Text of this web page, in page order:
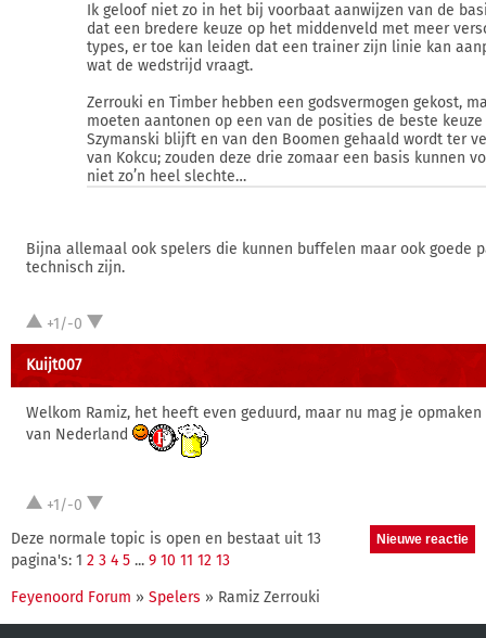
Ik geloof niet zo in het bij voorbaat aanwijzen van de
dat een bredere keuze op het middenveld met meer
types, er toe kan leiden dat een trainer zijn linie kan
wat de wedstrijd vraagt.
Zerrouki en Timber hebben een godsvermogen gekost,
moeten aantonen op een van de posities de beste
Szymanski blijft en van den Boomen gehaald wordt ter
van Kokcu; zouden deze drie zomaar een basis kunnen
niet zo’n heel slechte…
Bijna allemaal ook spelers die kunnen buffelen maar ook goede
technisch zijn.
+1/-0
Kuijt007
Welkom Ramiz, het heeft even geduurd, maar nu mag je
van Nederland
+1/-0
Deze normale topic is open en bestaat uit 13
pagina's: 1 2 3 4 5 ... 9 10 11 12 13
Feyenoord Forum » Spelers » Ramiz Zerrouki